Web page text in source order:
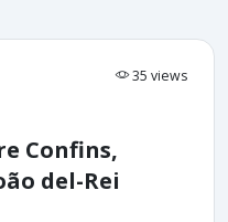
35 views
Confins,
del-Rei